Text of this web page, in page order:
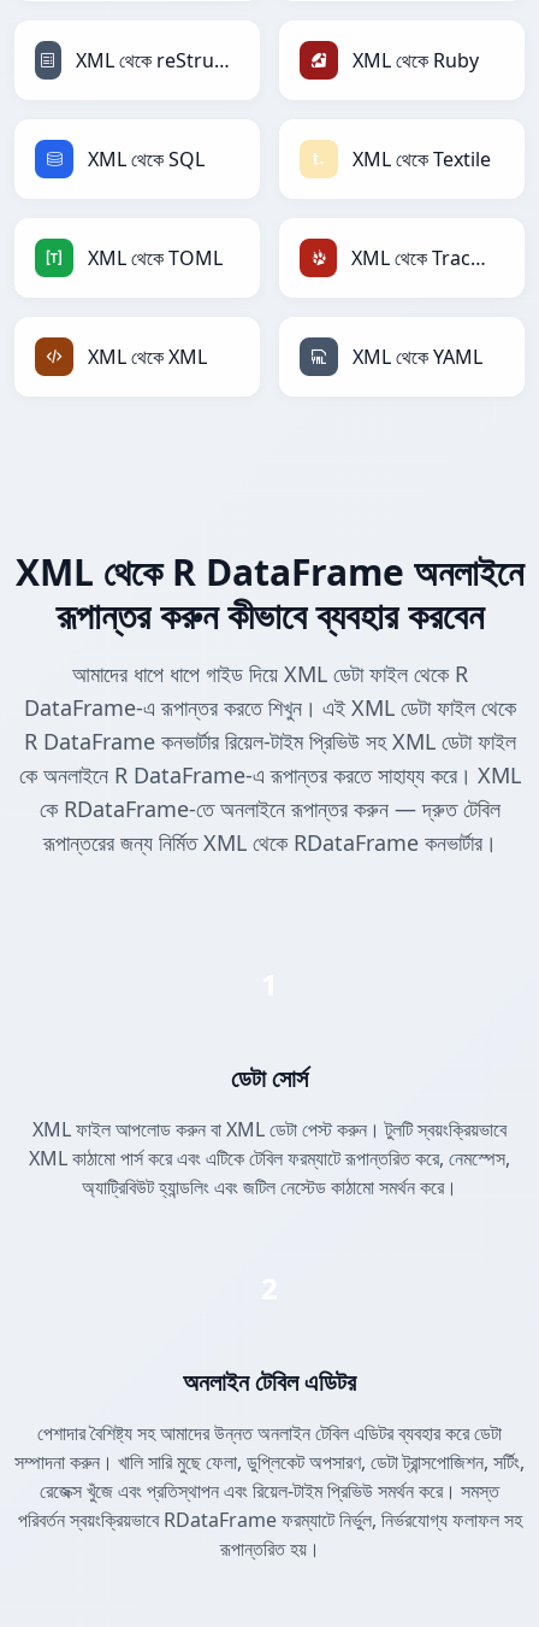
XML থেকে reStructuredText XML থেকে Ruby
XML থেকে SQL XML থেকে Textile
XML থেকে TOML XML থেকে TracWiki
XML থেকে XML XML থেকে YAML
XML থেকে R DataFrame অনলাইনে
রূপান্তর করুন কীভাবে ব্যবহার করবেন
আমাদের ধাপে ধাপে গাইড দিয়ে XML ডেটা ফাইল থেকে R
DataFrame-এ রূপান্তর করতে শিখুন। এই XML ডেটা ফাইল থেকে
R DataFrame কনভার্টার রিয়েল-টাইম প্রিভিউ সহ XML ডেটা ফাইল
কে অনলাইনে R DataFrame-এ রূপান্তর করতে সাহায্য করে। XML
কে RDataFrame-তে অনলাইনে রূপান্তর করুন — দ্রুত টেবিল
রূপান্তরের জন্য নির্মিত XML থেকে RDataFrame কনভার্টার।
ডেটা সোর্স
XML ফাইল আপলোড করুন বা XML ডেটা পেস্ট করুন। টুলটি স্বয়ংক্রিয়ভাবে
XML কাঠামো পার্স করে এবং এটিকে টেবিল ফরম্যাটে রূপান্তরিত করে, নেমস্পেস,
অ্যাট্রিবিউট হ্যান্ডলিং এবং জটিল নেস্টেড কাঠামো সমর্থন করে।
অনলাইন টেবিল এডিটর
পেশাদার বৈশিষ্ট্য সহ আমাদের উন্নত অনলাইন টেবিল এডিটর ব্যবহার করে ডেটা
সম্পাদনা করুন। খালি সারি মুছে ফেলা, ডুপ্লিকেট অপসারণ, ডেটা ট্রান্সপোজিশন, সর্টিং,
রেজেক্স খুঁজে এবং প্রতিস্থাপন এবং রিয়েল-টাইম প্রিভিউ সমর্থন করে। সমস্ত
পরিবর্তন স্বয়ংক্রিয়ভাবে RDataFrame ফরম্যাটে নির্ভুল, নির্ভরযোগ্য ফলাফল সহ
রূপান্তরিত হয়।